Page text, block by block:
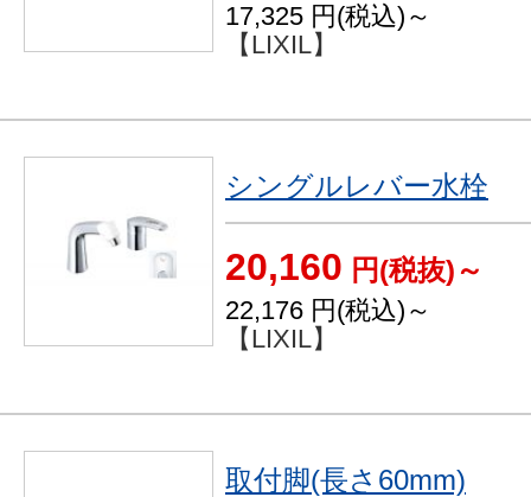
17,325 円(税込)～
【LIXIL】
シングルレバー水栓
20,160 円(税抜)～
22,176 円(税込)～
【LIXIL】
取付脚(長さ60mm)